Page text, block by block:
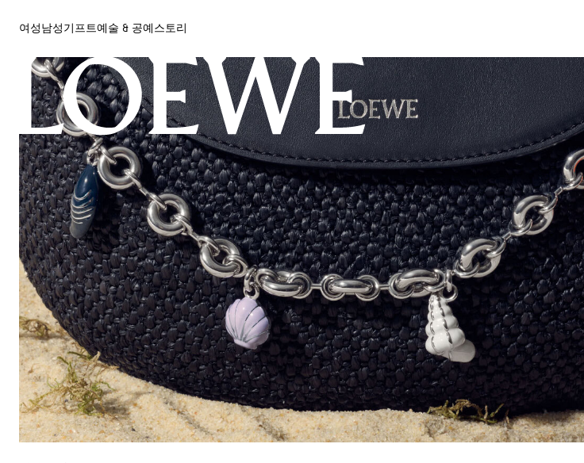
여성 남성 기프트예술 & 공예 스토리
여성
남성
기프트
예술 & 공예
스토리